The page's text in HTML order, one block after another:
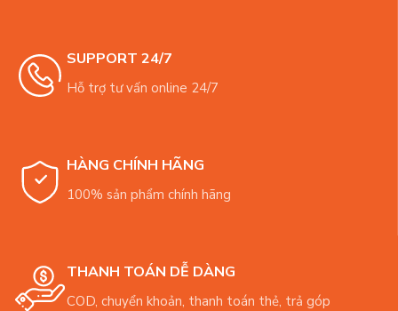
SUPPORT 24/7
Hỗ trợ tư vấn online 24/7
HÀNG CHÍNH HÃNG
100% sản phẩm chính hãng
THANH TOÁN DỄ DÀNG
COD, chuyển khoản, thanh toán thẻ, trả góp